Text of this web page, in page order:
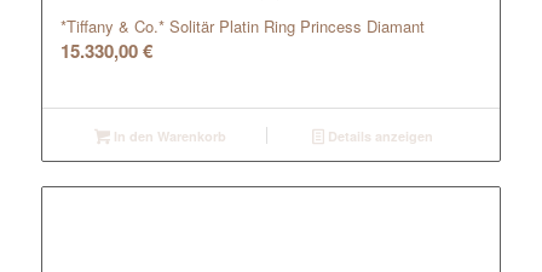
*Tiffany & Co.* Solitär Platin Ring Princess Diamant
15.330,00€
In den Warenkorb Details anzeigen